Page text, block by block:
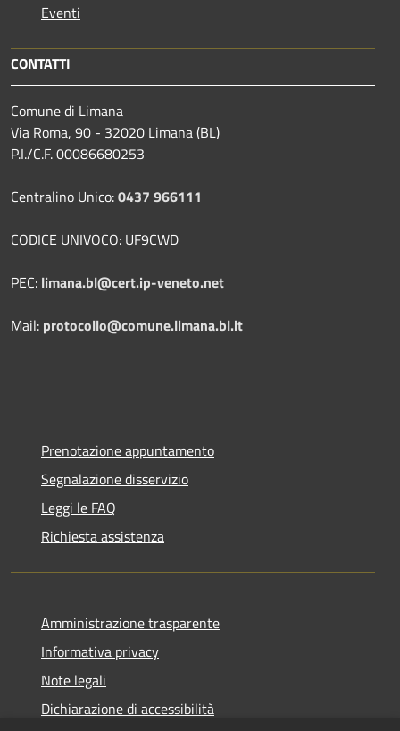
Eventi
CONTATTI
Comune di Limana
Via Roma, 90 - 32020 Limana (BL)
P.I./C.F. 00086680253
Centralino Unico:0437 966111
CODICE UNIVOCO: UF9CWD
PEC: limana.bl@cert.ip-veneto.net
Mail: protocollo@comune.limana.bl.it
Prenotazione appuntamento
Segnalazione disservizio
Leggi le FAQ
Richiesta assistenza
Amministrazione trasparente
Informativa privacy
Note legali
Dichiarazione di accessibilità